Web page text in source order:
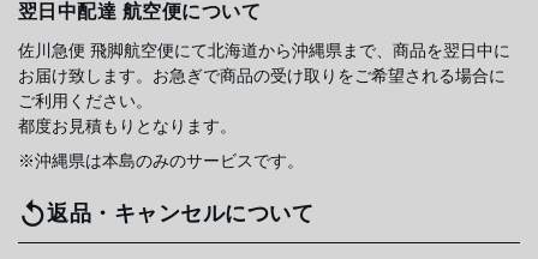
翌日中配達 航空便について
佐川急便 飛脚航空便にて北海道から沖縄県まで、商品を翌日中に
お届け致します。お急ぎで商品の受け取りをご希望される場合に
ご利用ください。
都度お見積もりとなります。
※沖縄県は本島のみのサービスです。
返品・キャンセルについて